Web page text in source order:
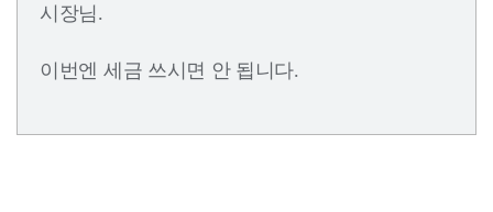
시장님.
이번엔 세금 쓰시면 안 됩니다.